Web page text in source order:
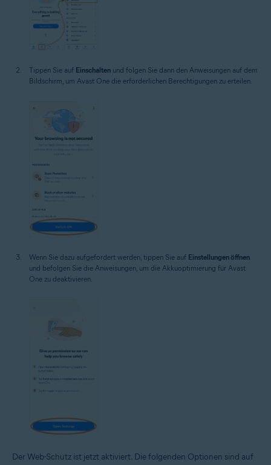
Tippen Sie auf Einschalten und folgen Sie dann den Anweisungen auf dem
Bildschirm, um Avast One die erforderlichen Berechtigungen zu erteilen.
Wenn Sie dazu aufgefordert werden, tippen Sie auf Einstellungen öffnen
und befolgen Sie die Anweisungen, um die Akkuoptimierung für Avast
One zu deaktivieren.
Der Web-Schutz ist jetzt aktiviert. Die folgenden Optionen sind auf